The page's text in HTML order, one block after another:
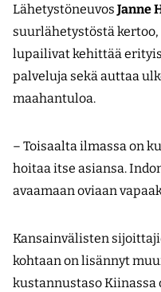
Lähetystöneuvos Janne
suurlähetystöstä
lupailivat kehittää
palveluja sekä auttaa
maahantuloa.
– Toisaalta ilmassa on
hoitaa itse asiansa.
avaamaan oviaan
Kansainvälisten
kohtaan on lisännyt
kustannustaso Kiinassa